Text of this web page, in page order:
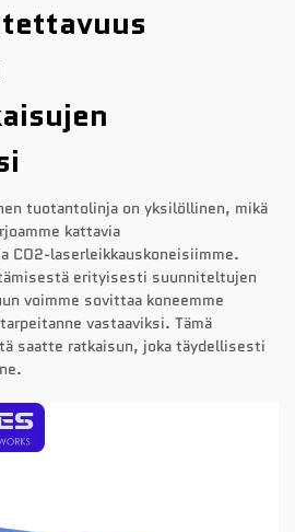
tuotantolinja on yksilöllinen, mikä
kattavia
CO2-laserleikkauskoneisiimme.
erityisesti suunniteltujen
voimme sovittaa koneemme
vastaaviksi. Tämä
saatte ratkaisun, joka täydellisesti